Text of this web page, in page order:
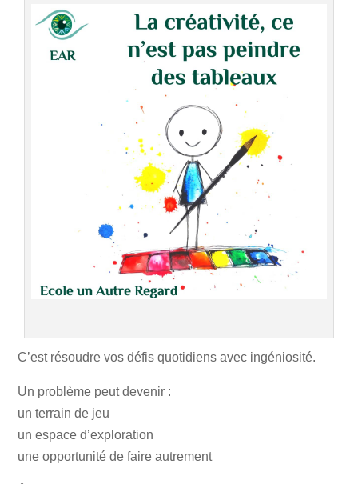
C’est résoudre vos défis quotidiens avec ingéniosité.
Un problème peut devenir :
un terrain de jeu
un espace d’exploration
une opportunité de faire autrement